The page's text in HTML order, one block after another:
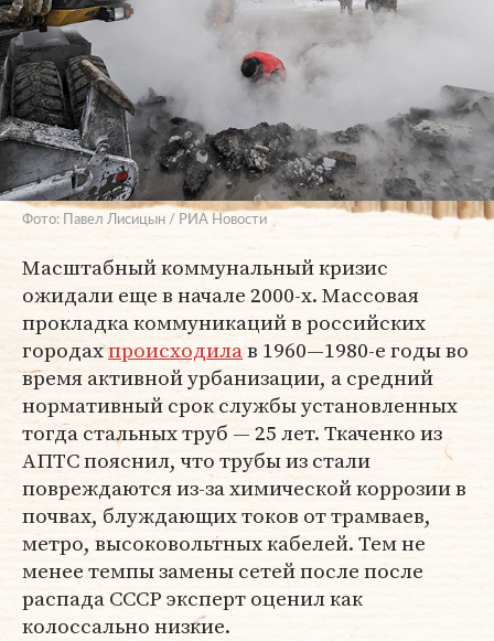
Фото: Павел Лисицын / РИА Новости
Масштабный коммунальный кризис
ожидали еще в начале 2000-х. Массовая
прокладка коммуникаций в российских
городахпроисходилав 1960—1980-е годы во
время активной урбанизации, а средний
нормативный срок службы установленных
тогда стальных труб — 25 лет. Ткаченко из
АПТС пояснил, что трубы из стали
повреждаются из-за химической коррозии в
почвах, блуждающих токов от трамваев,
метро, высоковольтных кабелей. Тем не
менее темпы замены сетей после после
распада СССР эксперт оценил как
колоссально низкие.